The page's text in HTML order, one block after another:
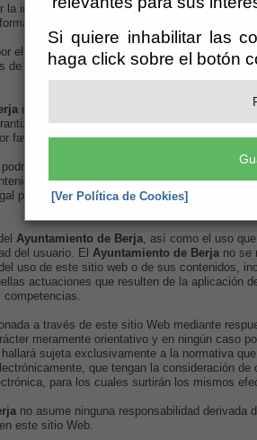
Si quiere inhabilitar las
haga click sobre el botón
[Ver Política de Cookies]
la información contenida en este sitio Web de
el Ayuntamiento de Berja
respecto a la
de lo servicios ofertados en este sitio Web
desarrollará los esfuerzos precisos para
su inexistencia, ni que el contenido de
favor notifíquenoslo ainformacion@berja.es.
podrá efectuar, en cualquier momento y sin
en este sitio Web o en su configuración
pueden variar, por lo que le invitamos a que
Ayuntamiento de Berja , así como el uso
del usuario. El Ayuntamiento de Berja no se
uso de este sitio web o de sus contenidos,
actuaciones que resulten de la aplicación
a través de este sitio Web mediante
meramente orientativo y en ningún caso
sujeta exclusivamente a la normativa
que tengan la consideración
para los cuales surtirán los mismos
no asume ninguna responsabilidad
este sitio Web.